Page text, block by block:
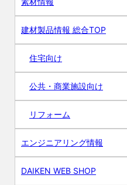
建材製品情報 総合TOP
住宅向け
公共・商業施設向け
リフォーム
エンジニアリング情報
DAIKEN WEB SHOP